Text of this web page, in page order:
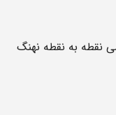
نقطه به نقطه نهنگ